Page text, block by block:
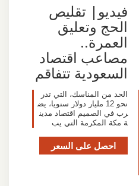
فيديو| تقليص
الحج وتعليق
العمرة..
مصاعب اقتصاد
السعودية تتفاقم
الحد من المناسك، التي تدر
نحو 12 مليار دولار سنويا، يض
رب في الصميم اقتصاد مدين
ة مكة المكرمة التي يب
احصل على السعر